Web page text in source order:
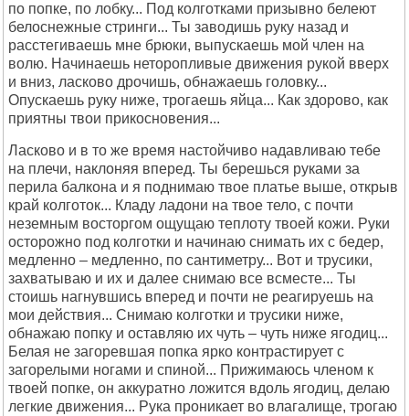
по попке, по лобку... Под колготками призывно белеют
белоснежные стринги... Ты заводишь руку назад и
расстегиваешь мне брюки, выпускаешь мой член на
волю. Начинаешь неторопливые движения рукой вверх
и вниз, ласково дрочишь, обнажаешь головку...
Опускаешь руку ниже, трогаешь яйца... Как здорово, как
приятны твои прикосновения...
Ласково и в то же время настойчиво надавливаю тебе
на плечи, наклоняя вперед. Ты берешься руками за
перила балкона и я поднимаю твое платье выше, открыв
край колготок... Кладу ладони на твое тело, с почти
неземным восторгом ощущаю теплоту твоей кожи. Руки
осторожно под колготки и начинаю снимать их с бедер,
медленно – медленно, по сантиметру... Вот и трусики,
захватываю и их и далее снимаю все всместе... Ты
стоишь нагнувшись вперед и почти не реагируешь на
мои действия... Снимаю колготки и трусики ниже,
обнажаю попку и оставляю их чуть – чуть ниже ягодиц...
Белая не загоревшая попка ярко контрастирует с
загорелыми ногами и спиной... Прижимаюсь членом к
твоей попке, он аккуратно ложится вдоль ягодиц, делаю
легкие движения... Рука проникает во влагалище, трогаю